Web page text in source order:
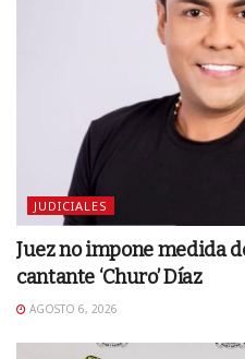
JUDICIALES
Juez no impone medida
cantante ‘Churo’ Díaz
AGOSTO 6, 2026